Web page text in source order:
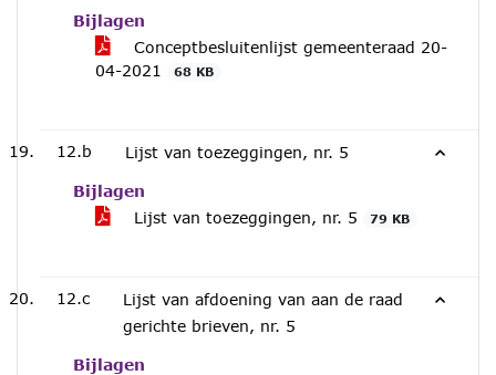
Bijlagen
Conceptbesluitenlijst gemeenteraad 20-
04-2021
68 KB
12.b Lijst van toezeggingen, nr. 5
Bijlagen
Lijst van toezeggingen, nr. 5
79 KB
12.c
Lijst van afdoening van aan de raad
gerichte brieven, nr. 5
Bijlagen